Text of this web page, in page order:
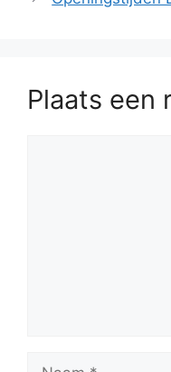
Plaats een
Naam